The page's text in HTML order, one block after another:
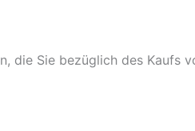
Sie bezüglich des Kaufs